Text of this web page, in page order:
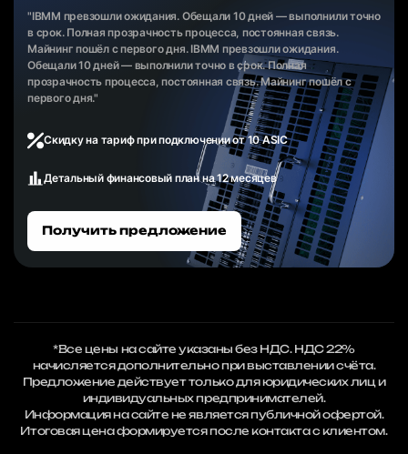
"IBMM превзошли ожидания. Обещали 10 дней — выполнили точно
в срок. Полная прозрачность процесса, постоянная связь.
Майнинг пошёл с первого дня. IBMM превзошли ожидания.
Обещали 10 дней — выполнили точно в срок. Полная
прозрачность процесса, постоянная связь. Майнинг пошёл с
первого дня."
Скидку на тариф при подключении от 10 ASIC
Детальный финансовый план на 12 месяцев
Получить предложение
*Все цены на сайте указаны без НДС. НДС 22%
начисляется дополнительно при выставлении счёта.
Предложение действует только для юридических лиц и
индивидуальных предпринимателей.
Информация на сайте не является публичной офертой.
Итоговая цена формируется после контакта с клиентом.